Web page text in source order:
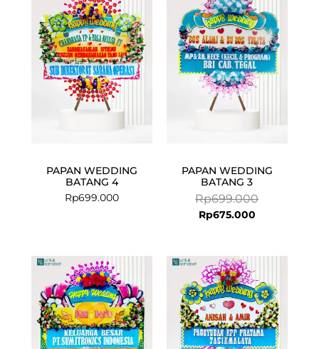
PAPAN WEDDING
BATANG 4
Rp699.000
PAPAN WEDDING
BATANG 3
Rp699.000
was:
Rp699.000.
Rp675.000
is:
Rp675.000.